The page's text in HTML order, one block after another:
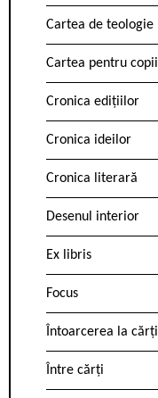
Cartea de teologie
Cartea pentru copii
Cronica edițiilor
Cronica ideilor
Cronica literară
Desenul interior
Ex libris
Focus
Întoarcerea la cărți
Între cărți